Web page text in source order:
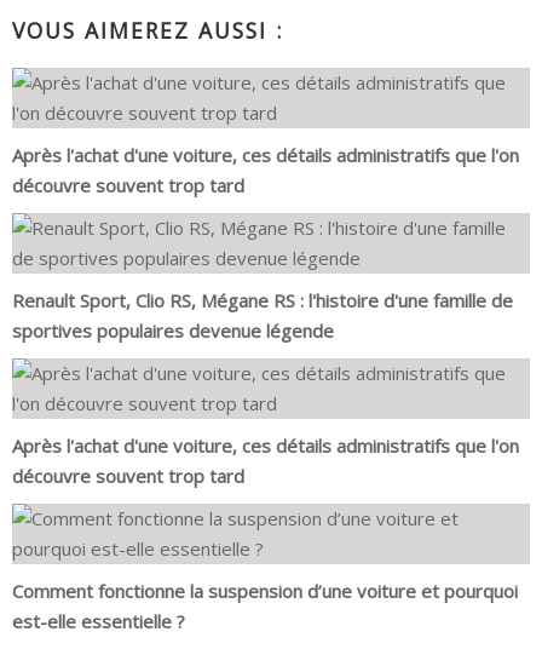
VOUS AIMEREZ AUSSI :
Après l'achat d'une voiture, ces détails administratifs que l'on
découvre souvent trop tard
Renault Sport, Clio RS, Mégane RS : l'histoire d'une famille de
sportives populaires devenue légende
Après l'achat d'une voiture, ces détails administratifs que l'on
découvre souvent trop tard
Comment fonctionne la suspension d’une voiture et pourquoi
est-elle essentielle ?